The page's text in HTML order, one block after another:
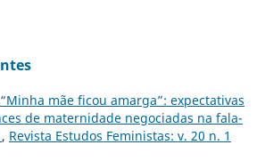
“Minha mãe ficou amarga”: expectativas
de maternidade negociadas na fala-
, Revista Estudos Feministas: v. 20 n. 1